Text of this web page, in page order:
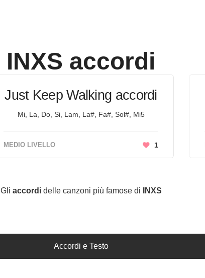
INXS accordi
Just Keep Walking accordi
Mi, La, Do, Si, Lam, La#, Fa#, Sol#, Mi5
MEDIO LIVELLO 1
Gli accordidelle canzoni più famose di INXS
Accordi e Testo